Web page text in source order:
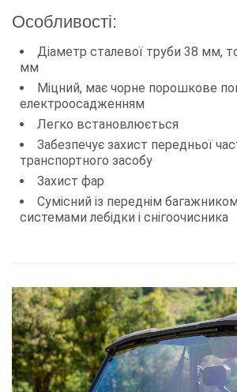
Особливості:
Діаметр сталевої труби 38 мм,
мм
Міцний, має чорне порошкове
електроосадженням
Легко встановлюється
Забезпечує захист передньої
транспортного засобу
Захист фар
Сумісний із переднім
системами лебідки і снігоочисника